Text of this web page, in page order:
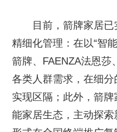
目前，箭牌家居
精细化管理：在以“智
箭牌、FAENZA法恩莎
各类人群需求，在细
实现区隔；此外，箭
能家居生态，主动探